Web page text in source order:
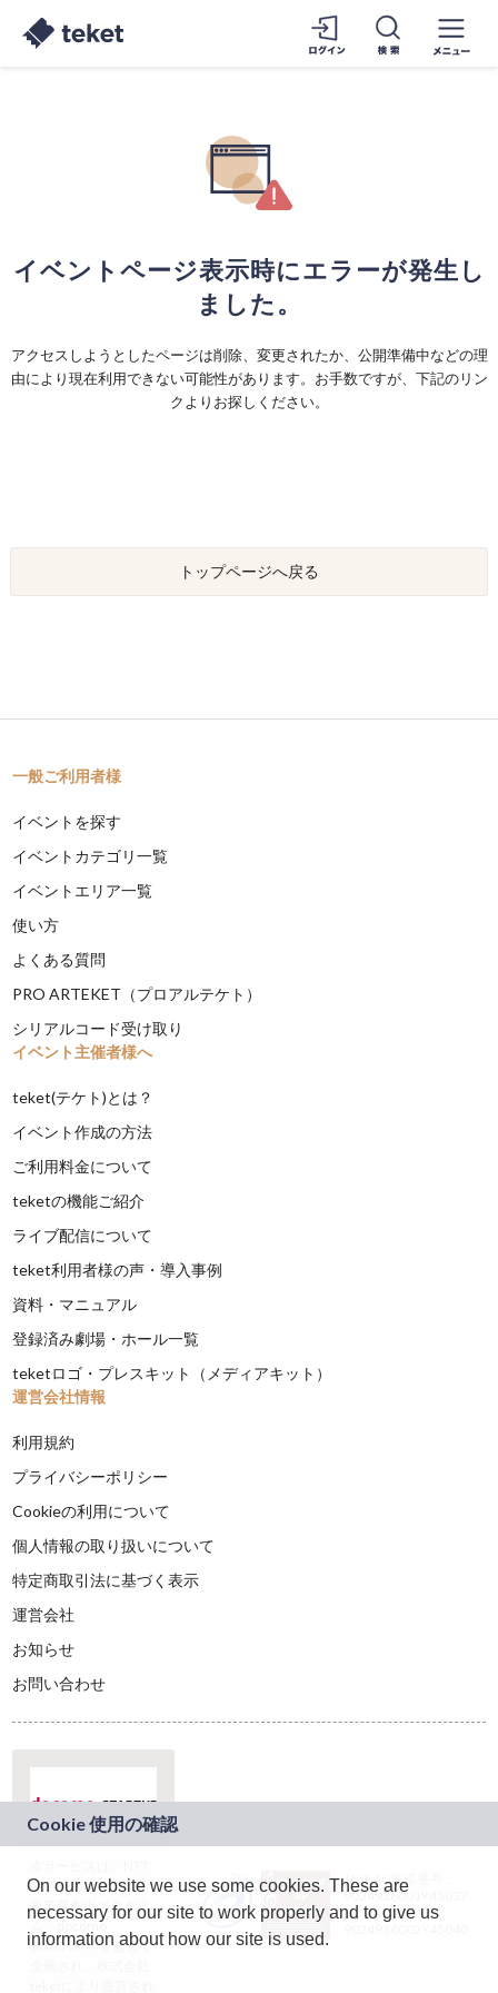
イベントページ表示時にエラーが発生し
ました。
アクセスしようとしたページは削除、変更されたか、公開準備中などの理
由により現在利用できない可能性があります。お手数ですが、下記のリン
クよりお探しください。
トップページへ戻る
一般ご利用者様
イベントを探す
イベントカテゴリ一覧
イベントエリア一覧
使い方
よくある質問
PRO ARTEKET（プロアルテケト）
シリアルコード受け取り
イベント主催者様へ
teket(テケト)とは？
イベント作成の方法
ご利用料金について
teketの機能ご紹介
ライブ配信について
teket利用者様の声・導入事例
資料・マニュアル
登録済み劇場・ホール一覧
teketロゴ・プレスキット（メディアキット）
運営会社情報
利用規約
プライバシーポリシー
Cookieの利用について
個人情報の取り扱いについて
特定商取引法に基づく表示
運営会社
お知らせ
お問い合わせ
ドコモグループの新
規事業創出プログラ
ム「docomo
STARTUP」を通じて
JASRAC許諾番号：
9024936001Y45037
JASRAC許諾番号：
On our website we use some cookies. These are
necessary for our site to work properly and to give us
information about how our site is used.